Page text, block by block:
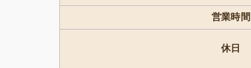
営業時間
休日